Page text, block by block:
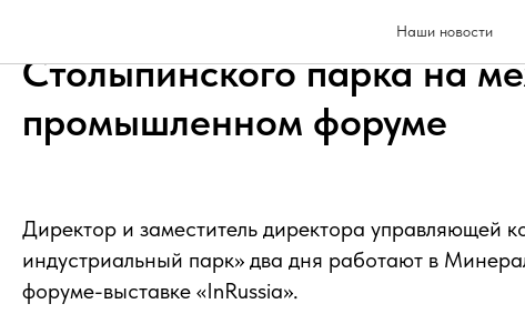
Наши новости
Директор ООО «УК СИП»
Столыпинского парка на
промышленном форуме
Директор и заместитель директора управляющей
индустриальный парк» два дня работают в
форуме-выставке «InRussia».